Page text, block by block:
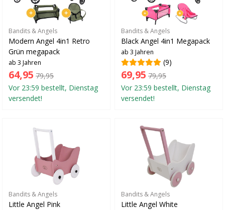
Bandits & Angels
Modern Angel 4in1 Retro
Grün megapack
ab 3 Jahren
64,95 79,95
Vor 23:59 bestellt, Dienstag
versendet!
Bandits & Angels
Black Angel 4in1 Megapack
ab 3 Jahren
(9)
69,95 79,95
Vor 23:59 bestellt, Dienstag
versendet!
Bandits & Angels
Little Angel Pink
Bandits & Angels
Little Angel White